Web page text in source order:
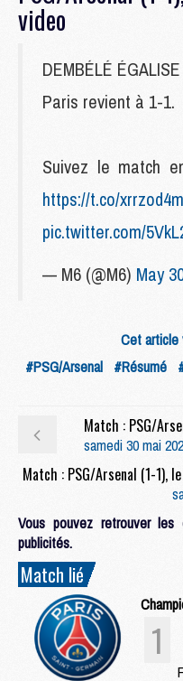
video
DEMBÉLÉ
Paris revient à 1-1.
Suivez le match
https://t.co/
pic.twitter.com/
— M6 (@M6) May
Cet article
#PSG/Arsenal #Résumé
samedi 30 mai
Match : PSG/Arsenal (1-1),
Vous pouvez retrouver
publicités.
Match lié
1